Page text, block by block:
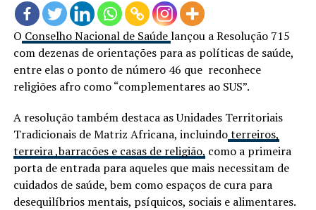
O Conselho Nacional de Saúdelançou a Resolução 715
com dezenas de orientações para as políticas de saúde,
entre elas o ponto de número 46 que reconhece
religiões afro como “complementares ao SUS”.
A resolução também destaca as Unidades Territoriais
Tradicionais de Matriz Africana, incluindoterreiros,
terreira ,barracões e casas de religião, como a primeira
porta de entrada para aqueles que mais necessitam de
cuidados de saúde, bem como espaços de cura para
desequilíbrios mentais, psíquicos, sociais e alimentares.